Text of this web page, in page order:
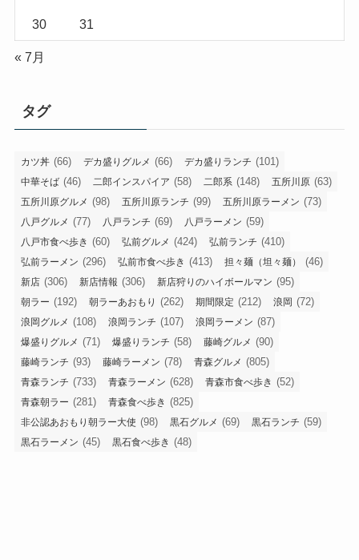
30 31
« 7月
タグ
カツ丼 (66) デカ盛りグルメ (66) デカ盛りランチ (101)
中華そば (46) 二郎インスパイア (58) 二郎系 (148) 五所川原 (63)
五所川原グルメ (98) 五所川原ランチ (99) 五所川原ラーメン (73)
八戸グルメ (77) 八戸ランチ (69) 八戸ラーメン (59)
八戸市食べ歩き (60) 弘前グルメ (424) 弘前ランチ (410)
弘前ラーメン (296) 弘前市食べ歩き (413) 担々麺（坦々麺） (46)
新店 (306) 新店情報 (306) 新店狩りのハイボールマン (95)
朝ラー (192) 朝ラーあおもり (262) 期間限定 (212) 浪岡 (72)
浪岡グルメ (108) 浪岡ランチ (107) 浪岡ラーメン (87)
爆盛りグルメ (71) 爆盛りランチ (58) 藤崎グルメ (90)
藤崎ランチ (93) 藤崎ラーメン (78) 青森グルメ (805)
青森ランチ (733) 青森ラーメン (628) 青森市食べ歩き (52)
青森朝ラー (281) 青森食べ歩き (825)
非公認あおもり朝ラー大使 (98) 黒石グルメ (69) 黒石ランチ (59)
黒石ラーメン (45) 黒石食べ歩き (48)